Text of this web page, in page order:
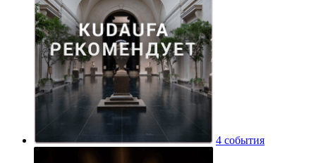
4 события